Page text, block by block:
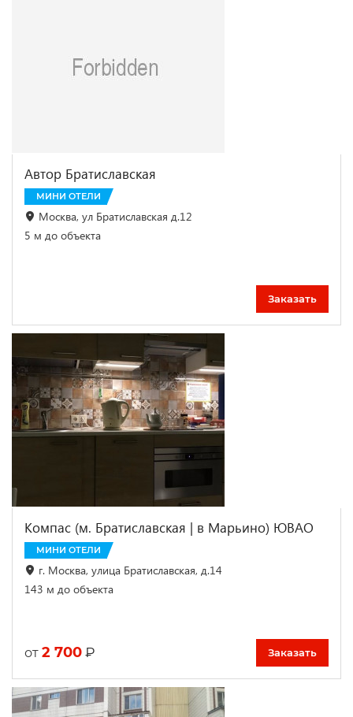
Автор Братиславская
МИНИ ОТЕЛИ
Москва, ул Братиславская д.12
5 м до объекта
Заказать
Компас (м. Братиславская | в Марьино) ЮВАО
МИНИ ОТЕЛИ
г. Москва, улица Братиславская, д.14
143 м до объекта
от 2 700 ₽ Заказать